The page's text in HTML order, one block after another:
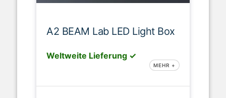
A2 BEAM Lab LED Light Box
Weltweite Lieferung ✓
MEHR +